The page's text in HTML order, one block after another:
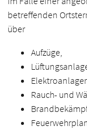
betreffenden
über
Aufzüge,
Rauch- und